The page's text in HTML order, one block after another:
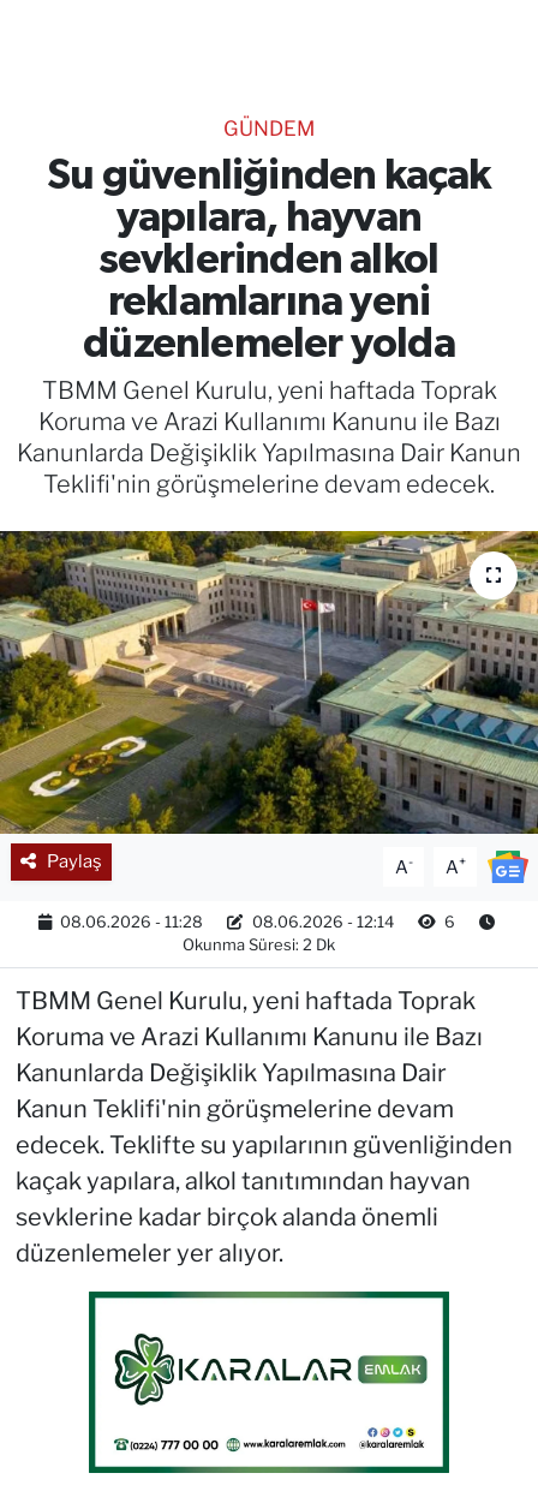
GÜNDEM
Su güvenliğinden kaçak
yapılara, hayvan
sevklerinden alkol
reklamlarına yeni
düzenlemeler yolda
TBMM Genel Kurulu, yeni haftada Toprak
Koruma ve Arazi Kullanımı Kanunu ile Bazı
Kanunlarda Değişiklik Yapılmasına Dair Kanun
Teklifi'nin görüşmelerine devam edecek.
Paylaş A- A+
08.06.2026 - 11:28 08.06.2026 - 12:14
6
Okunma Süresi: 2 Dk
TBMM Genel Kurulu, yeni haftada Toprak
Koruma ve Arazi Kullanımı Kanunu ile Bazı
Kanunlarda Değişiklik Yapılmasına Dair
Kanun Teklifi'nin görüşmelerine devam
edecek. Teklifte su yapılarının güvenliğinden
kaçak yapılara, alkol tanıtımından hayvan
sevklerine kadar birçok alanda önemli
düzenlemeler yer alıyor.
RESMİ İLANLAR
Gencsesfm Canlı Dinle